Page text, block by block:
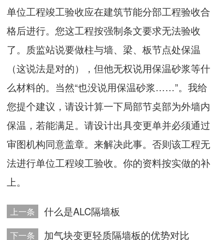
单位工程竣工验收应在建筑节能分部工程验收合
格后进行。您这工程按强制条文要求无法验收
了。质监站说要做柱与墙、梁、板节点处保温
（这说法是对的），但他无权说用保温砂浆等什
么材料的。当然“也没说用保温砂浆……”。我给
您提个建议，请设计算一下局部节奌部为外墙内
保温，若能满足。请设计出具变更单并必须通过
审图机构同意盖章。来解决此事。否则该工程无
法进行单位工程竣工验收。你的资料按实做的补
上。
上一条 什么是ALC隔墙板
下一条 加气块变更轻质隔墙板的优势对比